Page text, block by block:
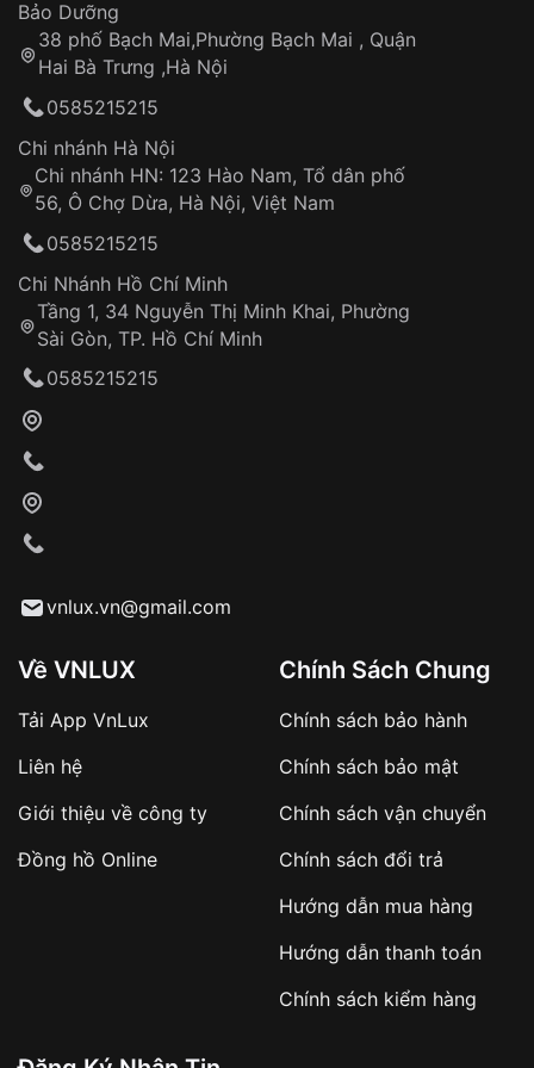
Thời gian tính từ khi xác nhận đơn hàng thành
công
Hotline: 0585 215 215
Từ khóa SEO:
Khách hàng kiểm tra và thanh toán trực tiếp
Từ khóa SEO:
sản phẩm đặc biệt
hàng
Số tiền còn lại thanh toán khi nhận hàng hoặc
✔️ Đảm bảo xử lý đơn hàng nhanh chóng
✔️ Hạn chế tình trạng hủy đơn không mong
Sản phẩm đã bị:
Tự ý sửa chữa
thống VNLUX
Đảm bảo quyền lợi khách hàng
Đồng hành cùng khách hàng trong suốt quá
trình sử dụng
Bảo Dưỡng
38 phố Bạch Mai,Phường Bạch Mai , Quận
Hai Bà Trưng ,Hà Nội
0585215215
Chi nhánh Hà Nội
Chi nhánh HN: 123 Hào Nam, Tổ dân phố
56, Ô Chợ Dừa, Hà Nội, Việt Nam
0585215215
Chi Nhánh Hồ Chí Minh
Tầng 1, 34 Nguyễn Thị Minh Khai, Phường
Sài Gòn, TP. Hồ Chí Minh
0585215215
vnlux.vn@gmail.com
Về VNLUX
Tải App VnLux
Liên hệ
Giới thiệu về công ty
Đồng hồ Online
Chính Sách Chung
Chính sách bảo hành
Chính sách bảo mật
Chính sách vận chuyển
Chính sách đổi trả
Hướng dẫn mua hàng
Hướng dẫn thanh toán
Chính sách kiểm hàng